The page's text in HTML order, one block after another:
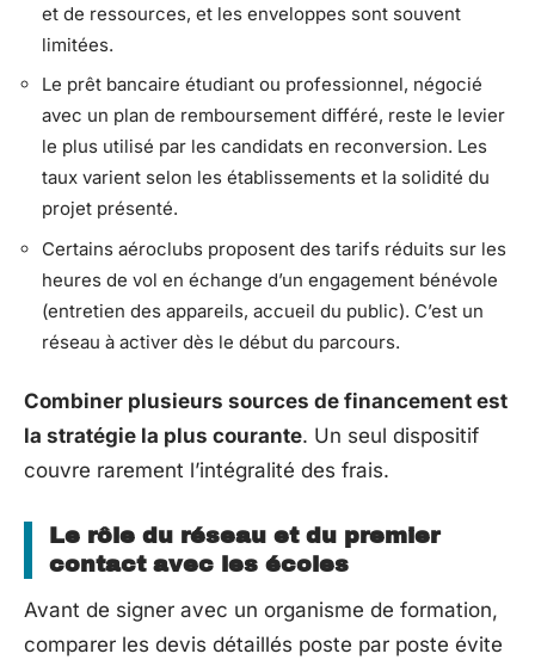
et de ressources, et les enveloppes sont souvent
limitées.
Le prêt bancaire étudiant ou professionnel, négocié
avec un plan de remboursement différé, reste le levier
le plus utilisé par les candidats en reconversion. Les
taux varient selon les établissements et la solidité du
projet présenté.
Certains aéroclubs proposent des tarifs réduits sur les
heures de vol en échange d’un engagement bénévole
(entretien des appareils, accueil du public). C’est un
réseau à activer dès le début du parcours.
Combiner plusieurs sources de financement est
la stratégie la plus courante. Un seul dispositif
couvre rarement l’intégralité des frais.
Le rôle du réseau et du premier
contact avec les écoles
Avant de signer avec un organisme de formation,
comparer les devis détaillés poste par poste évite